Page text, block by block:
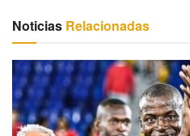
Noticias Relacionadas